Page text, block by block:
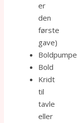
er
den
første
gave)
Boldpumpe
Bold
Kridt
til
tavle
eller